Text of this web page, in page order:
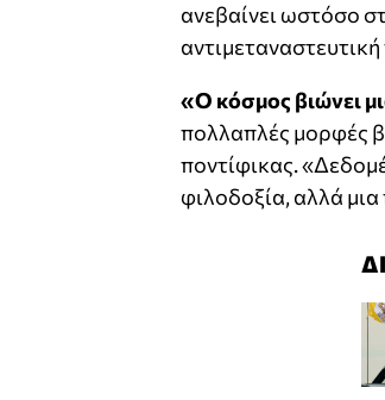
ανεβαίνει ωστόσο
«Ο κόσμος βιώνει
πολλαπλές μορφές
ποντίφικας.
φιλοδοξία, αλλά